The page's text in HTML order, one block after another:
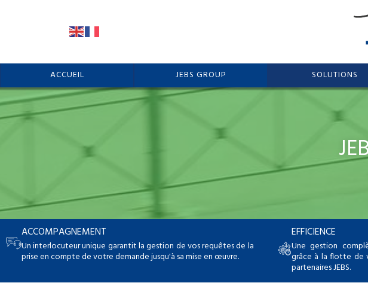
ACCUEIL JEBS GROUP SOLUTIONS
ACCOMPAGNEMENT
Un interlocuteur unique garantit la gestion de vos requêtes de la
prise en compte de votre demande jusqu'à sa mise en œuvre.
EFFICIENCE
Une gestion
grâce à la flotte de
partenaires JEBS.